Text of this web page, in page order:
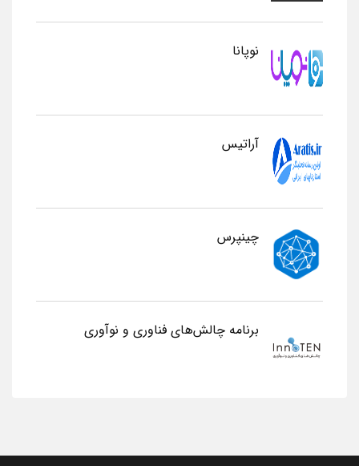
نوپانا
آراتیس
چینپرس
برنامه چالش‌های فناوری و نوآوری